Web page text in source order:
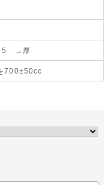
→厚
700±50cc